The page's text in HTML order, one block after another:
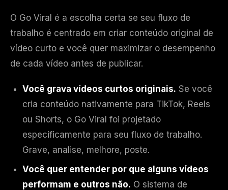
O Go Viral é a escolha certa se seu fluxo de
trabalho é centrado em criar conteúdo original de
vídeo curto e você quer maximizar o desempenho
de cada vídeo antes de publicar.
Você grava vídeos curtos originais. Se você
cria conteúdo nativamente para TikTok, Reels
ou Shorts, o Go Viral foi projetado
especificamente para seu fluxo de trabalho.
Grave, analise, melhore, poste.
Você quer entender por que alguns vídeos
performam e outros não. O sistema de